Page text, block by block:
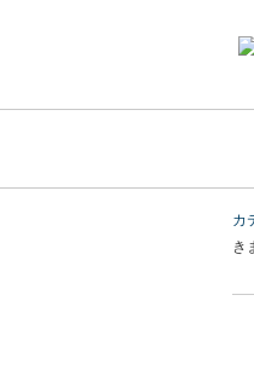
カ
き